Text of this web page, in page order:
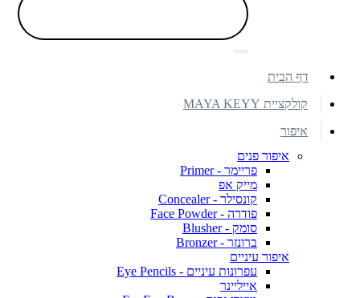
דף הבית
קולקציית MAYA KEYY
איפור
איפור פנים
פריימר - Primer
מייק אפ
קונסילר - Concealer
פודרה - Face Powder
סומק - Blusher
ברונזר - Bronzer
איפור עיניים
עפרונות עיניים - Eye Pencils
אייליינר